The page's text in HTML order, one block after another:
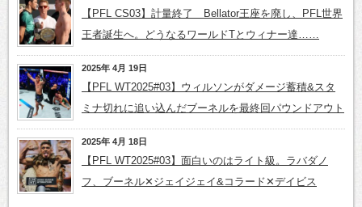
【PFL CS03】計量終了 Bellator王座を廃し、PFL世界
王者誕生へ。どうなるワールドTとウィナー達……
2025年 4月 19日
【PFL WT2025#03】ウィルソンがダメージ蓄積&スタ
ミナ切れに追い込んだブーネルを最終回パウンドアウト
2025年 4月 18日
【PFL WT2025#03】面白いのはライト級。ラバダノ
フ、ブーネル✕ジェイジェイ&コラード✕デイビス